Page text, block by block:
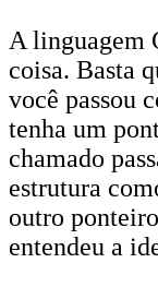
A linguagem
coisa. Basta
você passou
tenha um
chamado
estrutura
outro
entendeu a